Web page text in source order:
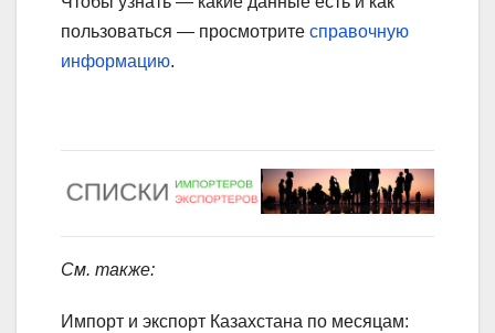
пользоваться — просмотрите справочную
информацию.
См. также:
Импорт и экспорт Казахстана по месяцам: